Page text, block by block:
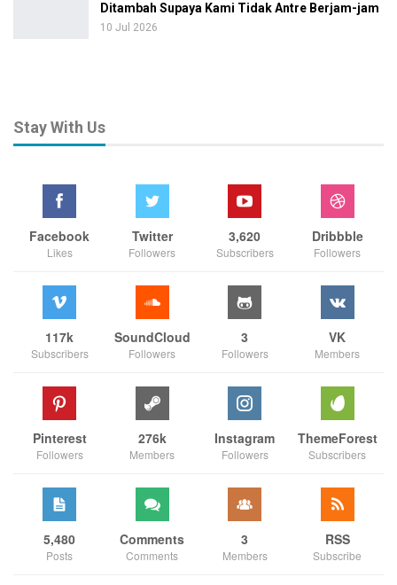
Ditambah Supaya Kami Tidak Antre Berjam-jam
10 Jul 2026
Stay With Us
Facebook
Likes
Twitter
Followers
3,620
Subscribers
Dribbble
Followers
117k
Subscribers
SoundCloud
Followers
3
Followers
VK
Members
Pinterest
Followers
276k
Members
Instagram
Followers
ThemeForest
Subscribers
5,480
Posts
Comments
Comments
3
Members
RSS
Subscribe